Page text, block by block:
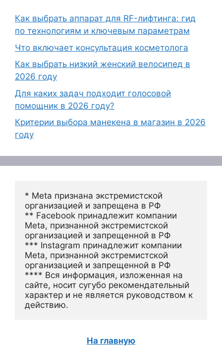
Как выбрать аппарат для RF-лифтинга: гид
по технологиям и ключевым параметрам
Что включает консультация косметолога
Как выбрать низкий женский велосипед в
2026 году
Для каких задач подходит голосовой
помощник в 2026 году?
Критерии выбора манекена в магазин в 2026
году
* Meta признана экстремистской
организацией и запрещена в РФ
** Facebook принадлежит компании
Meta, признанной экстремистской
организацией и запрещенной в РФ
*** Instagram принадлежит компании
Meta, признанной экстремистской
организацией и запрещенной в РФ
**** Вся информация, изложенная на
сайте, носит сугубо рекомендательный
характер и не является руководством к
действию.
На главную